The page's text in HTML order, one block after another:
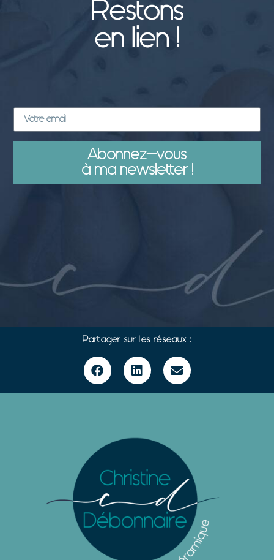
Restons
en lien !
Abonnez-vous
à ma newsletter !
Partager sur les réseaux :